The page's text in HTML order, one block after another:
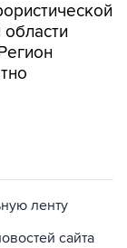
ленту
сайта